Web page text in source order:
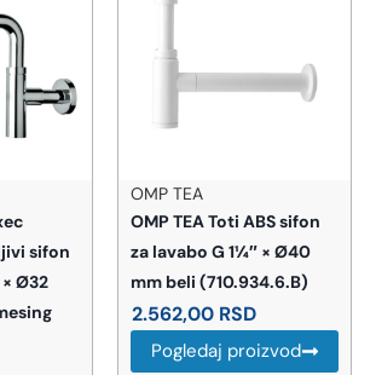
sifon
× Ø32
OMP TEA
OMP TEA Toti ABS sifon
za lavabo G 1¼″ × Ø40
mm beli (710.934.6.B)
2.562,00 RSD
Pogledaj proizvod